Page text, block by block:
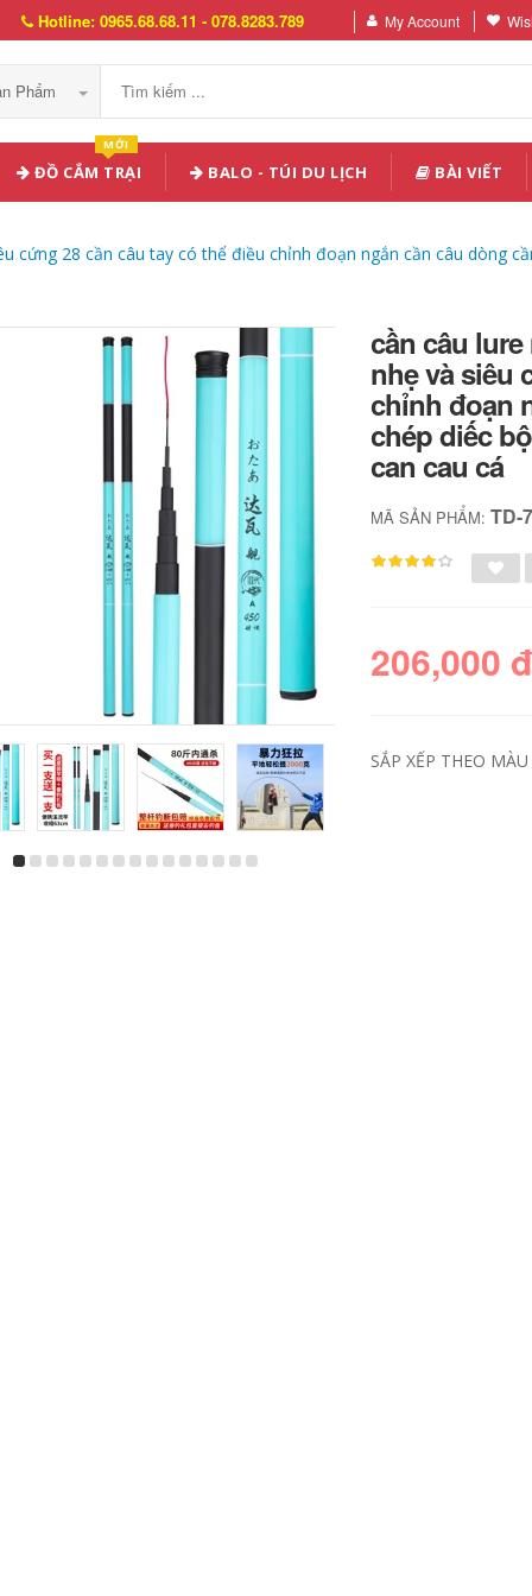
Hotline: 0965.68.68.11 - 078.8283.789 My Account
Phẩm
ĐỒ CẮM TRẠI
MỚI
BALO - TÚI DU LỊCH BÀI VIẾT
cứng 28 cần câu tay có thể điều chỉnh đoạn ngắn cần câu dòng
cần câu
nhẹ và siêu
chỉnh đoạn
chép diếc
can cau cá
MÃ SẢN PHẨM:TD-
206,000 đ
SẮP XẾP THEO MÀU